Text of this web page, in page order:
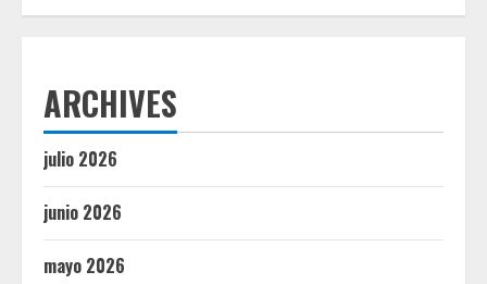
ARCHIVES
julio 2026
junio 2026
mayo 2026